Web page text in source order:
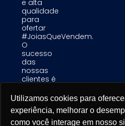
Utilizamos cookies para
experiência, melhorar o
como você interage em nosso
Utilizamos cookies para
experiência, melhorar o
como você interage em nosso
Utilizamos cookies para
experiência, melhorar o
como você interage em nosso
e alta
qualidade
para
ofertar
#JoiasQueVendem.
O
sucesso
das
nossas
clientes é
prioridade
para nós.
Alinare Comercio de Acessorios de
76 - Copyright. Todos os direitos